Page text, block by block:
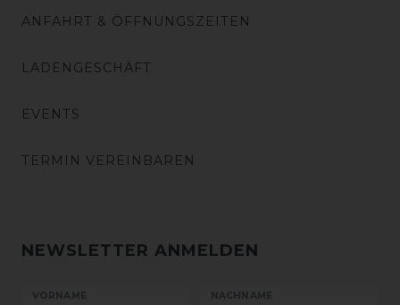
ANFAHRT & ÖFFNUNGSZEITEN
LADENGESCHÄFT
EVENTS
TERMIN VEREINBAREN
NEWSLETTER ANMELDEN
VORNAME NACHNAME